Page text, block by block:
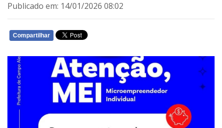
Publicado em: 14/01/2026 08:02
Compartilhar